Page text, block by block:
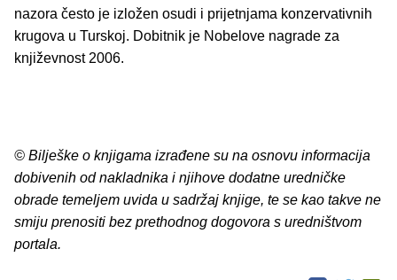
nazora često je izložen osudi i prijetnjama konzervativnih
krugova u Turskoj. Dobitnik je Nobelove nagrade za
književnost 2006.
© Bilješke o knjigama izrađene su na osnovu informacija
dobivenih od nakladnika i njihove dodatne uredničke
obrade temeljem uvida u sadržaj knjige, te se kao takve ne
smiju prenositi bez prethodnog dogovora s uredništvom
portala.